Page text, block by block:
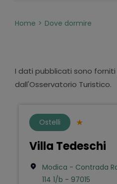
Home Dove dormire
I dati pubblicati sono
dall'Osservatorio Turistico.
Ostelli
Villa Tedeschi
Modica - Contrada
114 1/b - 97015